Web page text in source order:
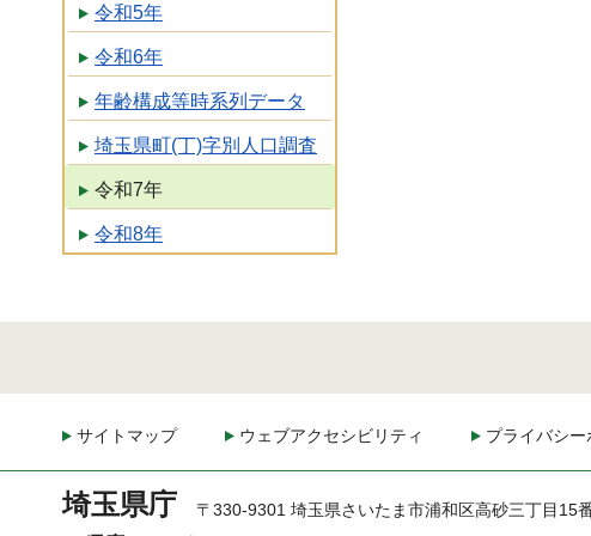
令和5年
令和6年
年齢構成等時系列データ
埼玉県町(丁)字別人口調査
令和7年
令和8年
サイトマップ ウェブアクセシビリティ プライバシ
埼玉県庁 〒330-9301 埼玉県さいたま市浦和区高砂三丁目15